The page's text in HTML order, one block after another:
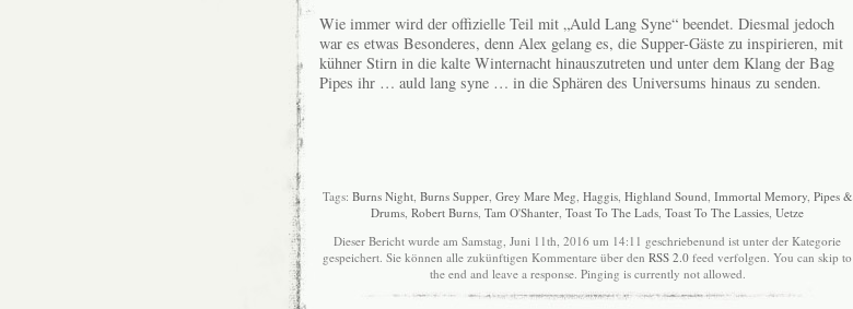
Wie immer wird der offizielle Teil mit „Auld Lang Syne“ beendet. Diesmal jedoch
war es etwas Besonderes, denn Alex gelang es, die Supper-Gäste zu inspirieren, mit
kühner Stirn in die kalte Winternacht hinauszutreten und unter dem Klang der Bag
Pipes ihr … auld lang syne … in die Sphären des Universums hinaus zu senden.
Tags: Burns Night, Burns Supper, Grey Mare Meg Haggis, Highland Sound Immortal Memory, Pipes &
Drums Robert Burns Tam O'Shanter Toast To The Lads Toast To The Lassies Uetze
Dieser Bericht wurde am Samstag, Juni 11th, 2016 um 14:11 geschriebenund ist unter der Kategorie
gespeichert. Sie können alle zukünftigen Kommentare über den RSS 2.0 feed verfolgen. You can skip to
the end and leave a response. Pinging is currently not allowed.